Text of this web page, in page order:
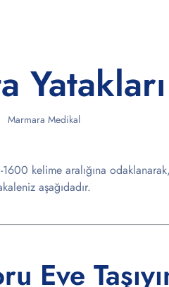
Marmara Medikal
kelime aralığına
aşağıdadır.
Eve